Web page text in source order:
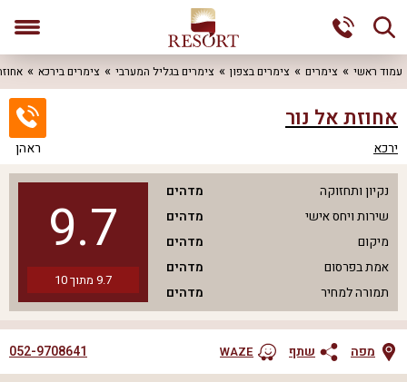
עמוד ראשי צימרים צימרים בצפון צימרים בגליל המערבי צימרים בירכא
אחוזת אל נור
ירכא ראהן
נקיון ותחזוקה
מדהים
שירות ויחס אישי
מדהים
מיקום
מדהים
אמת בפרסום
מדהים
תמורה למחיר
מדהים
9.7
9.7 מתוך10
מפה שתף WAZE
052-9708641